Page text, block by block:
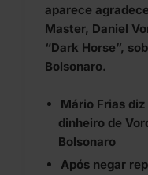
aparece
Master, Daniel
“Dark Horse”,
Bolsonaro.
Mário Frias
dinheiro de
Bolsonaro
Após negar